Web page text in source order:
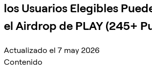
los Usuarios Elegibles
el Airdrop de PLAY (245+
Actualizado el 7 may 2026
Contenido